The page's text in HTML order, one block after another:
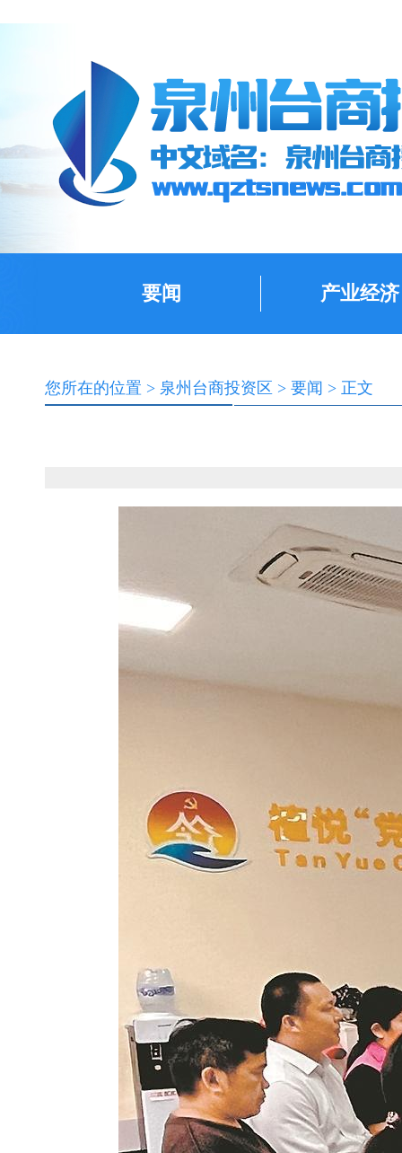
要闻 产业经济
您所在的位置 > 泉州台商投资区 > 要闻 > 正文